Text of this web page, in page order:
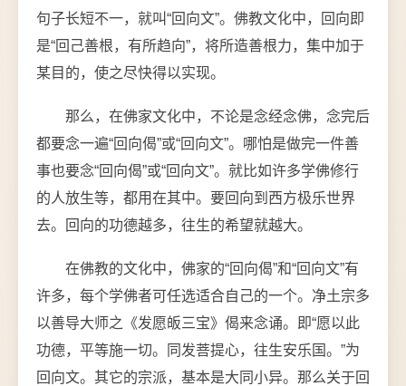
句子长短不一，就叫“回向文”。佛教文化中，回向即
是“回己善根，有所趋向”，将所造善根力，集中加于
某目的，使之尽快得以实现。
那么，在佛家文化中，不论是念经念佛，念完后
都要念一遍“回向偈”或“回向文”。哪怕是做完一件善
事也要念“回向偈”或“回向文”。就比如许多学佛修行
的人放生等，都用在其中。要回向到西方极乐世界
去。回向的功德越多，往生的希望就越大。
在佛教的文化中，佛家的“回向偈”和“回向文”有
许多，每个学佛者可任选适合自己的一个。净土宗多
以善导大师之《发愿皈三宝》偈来念诵。即“愿以此
功德，平等施一切。同发菩提心，往生安乐国。”为
回向文。其它的宗派，基本是大同小异。那么关于回